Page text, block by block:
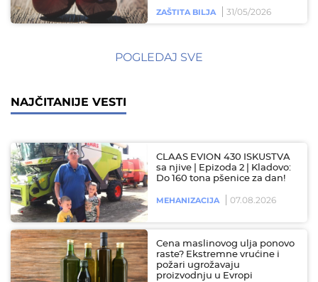
ZAŠTITA BILJA 31/05/2026
POGLEDAJ SVE
NAJČITANIJE VESTI
CLAAS EVION 430 ISKUSTVA
sa njive | Epizoda 2 | Kladovo:
Do 160 tona pšenice za dan!
MEHANIZACIJA 07.08.2026
Cena maslinovog ulja ponovo
raste? Ekstremne vrućine i
požari ugrožavaju
proizvodnju u Evropi